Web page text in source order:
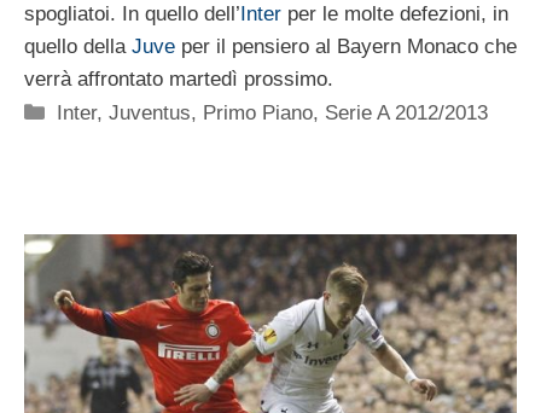
spogliatoi. In quello dell’Inter per le molte defezioni, in
quello della Juve per il pensiero al Bayern Monaco che
verrà affrontato martedì prossimo.
Categorie
Inter,Juventus, Primo Piano, Serie A 2012/2013